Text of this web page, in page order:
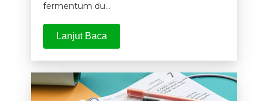
fermentum du...
Lanjut Baca